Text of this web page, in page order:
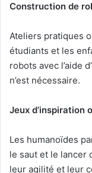
Construction de
Ateliers pratiques
étudiants et les
robots avec l’aide
n’est nécessaire.
Jeux d’inspiration
Les humanoïdes
le saut et le lancer
leur agilité et leur